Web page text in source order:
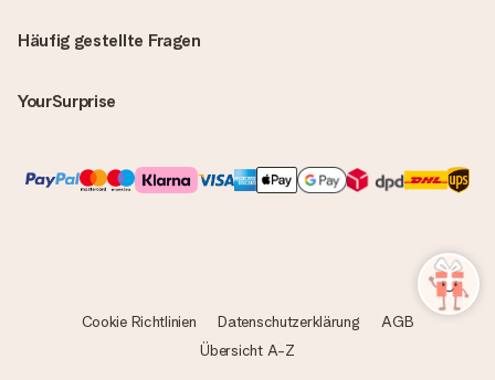
Häufig gestellte Fragen
YourSurprise
Cookie Richtlinien Datenschutzerklärung
AGB
Übersicht A-Z